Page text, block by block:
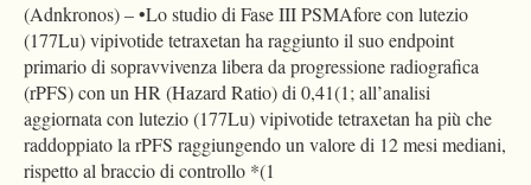
(Adnkronos) – •Lo studio di Fase III PSMAfore con lutezio
(177Lu) vipivotide tetraxetan ha raggiunto il suo endpoint
primario di sopravvivenza libera da progressione radiografica
(rPFS) con un HR (Hazard Ratio) di 0,41(1; all’analisi
aggiornata con lutezio (177Lu) vipivotide tetraxetan ha più che
raddoppiato la rPFS raggiungendo un valore di 12 mesi mediani,
rispetto al braccio di controllo *(1